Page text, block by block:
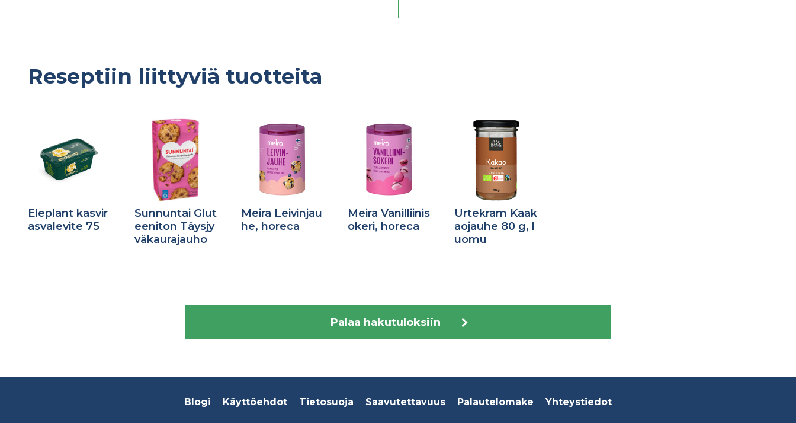
Reseptiin liittyviä tuotteita
Eleplant kasvir
asvalevite 75
Sunnuntai Glut
eeniton Täysjy
väkaurajauho
Meira Leivinjau
he, horeca
Meira Vanilliinis
okeri, horeca
Urtekram Kaak
aojauhe 80 g, l
uomu
Palaa hakutuloksiin
Blogi Käyttöehdot Tietosuoja Saavutettavuus Palautelomake Yhteystiedot